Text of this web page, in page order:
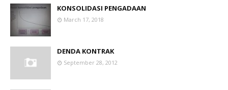
KONSOLIDASI PENGADAAN
March 17, 2018
DENDA KONTRAK
September 28, 2012